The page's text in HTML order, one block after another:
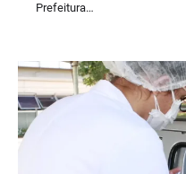
Prefeitura…